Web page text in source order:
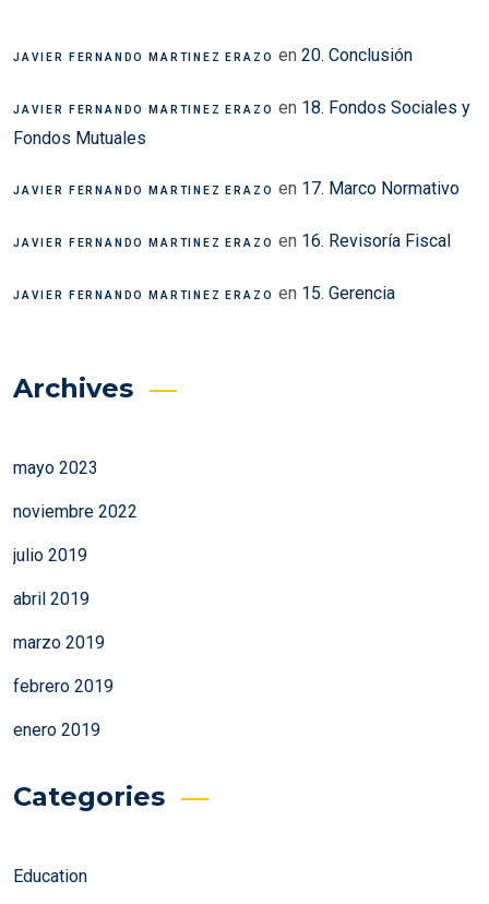
JAVIER FERNANDO MARTINEZ ERAZO en 20. Conclusión
JAVIER FERNANDO MARTINEZ ERAZO en 18. Fondos Sociales y
Fondos Mutuales
JAVIER FERNANDO MARTINEZ ERAZO en 17. Marco Normativo
JAVIER FERNANDO MARTINEZ ERAZO en 16. Revisoría Fiscal
JAVIER FERNANDO MARTINEZ ERAZO en 15. Gerencia
Archives
mayo 2023
noviembre 2022
julio 2019
abril 2019
marzo 2019
febrero 2019
enero 2019
Categories
Education